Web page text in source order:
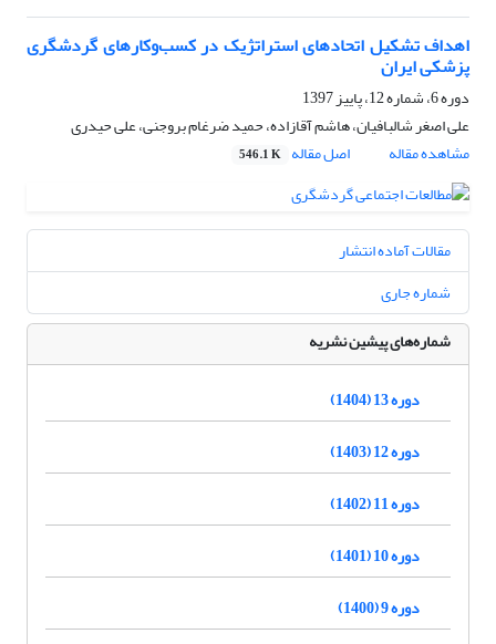
اهداف تشکیل اتحاد‌های استراتژیک در کسب‌وکارهای گردشگری
پزشکی ایران
دوره 6، شماره 12، پاییز 1397
علی اصغر شالبافیان، هاشم آقازاده، حمید ضرغام بروجنی، علی حیدری
مشاهده مقاله
اصل مقاله 546.1 K
مقالات آماده انتشار
شماره جاری
شماره‌های پیشین نشریه
دوره 13 (1404)
دوره 12 (1403)
دوره 11 (1402)
دوره 10 (1401)
دوره 9 (1400)